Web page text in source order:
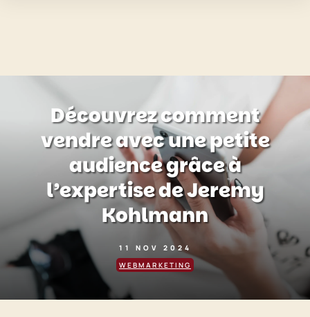
Découvrez comment
vendre avec une petite
audience grâce à
l’expertise de Jeremy
Kohlmann
11 NOV 2024
WEBMARKETING